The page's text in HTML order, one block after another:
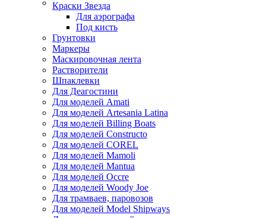
Краски Звезда
Для аэрографа
Под кисть
Грунтовки
Маркеры
Маскировочная лента
Растворители
Шпаклевки
Для Деагостини
Для моделей Amati
Для моделей Artesania Latina
Для моделей Billing Boats
Для моделей Constructo
Для моделей COREL
Для моделей Mamoli
Для моделей Mantua
Для моделей Occre
Для моделей Woody Joe
Для трамваев, паровозов
Для моделей Model Shipways